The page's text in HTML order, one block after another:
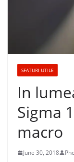
SFATURI UTILE
In
Sigma
macro
June 30, 2018